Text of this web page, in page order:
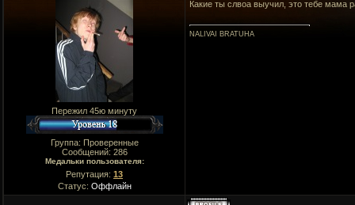
Пережил 45ю минуту
Группа: Проверенные
Сообщений: 286
Медальки пользователя:
Репутация: 13
Статус: Оффлайн
Какие ты слвоа выучил, это тебе мама
NALIVAI BRATUHA